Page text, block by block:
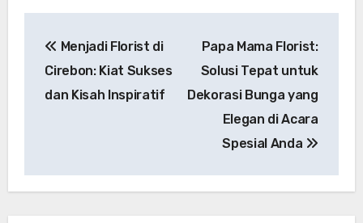
navigation
Menjadi Florist di
Cirebon: Kiat Sukses
dan Kisah Inspiratif
Papa Mama Florist:
Solusi Tepat untuk
Dekorasi Bunga yang
Elegan di Acara
Spesial Anda